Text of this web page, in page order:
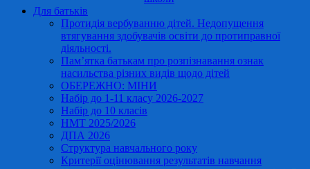
Для батьків
Протидія вербуванню дітей. Недопущення
втягування здобувачів освіти до протиправної
діяльності.
Пам’ятка батькам про розпізнавання ознак
насильства різних видів щодо дітей
ОБЕРЕЖНО: МІНИ
Набір до 1-11 класу 2026-2027
Набір до 10 класів
НМТ 2025/2026
ДПА 2026
Структура навчального року
Критерії оцінювання результатів навчання